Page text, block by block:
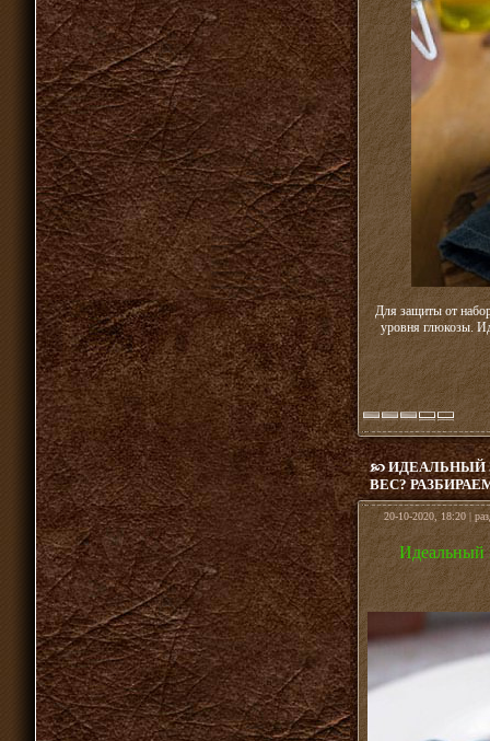
Для защиты от
уровня глюкозы.
ИДЕАЛЬНЫЙ
ВЕС?
20-10-2020, 18:20 |
Идеальный